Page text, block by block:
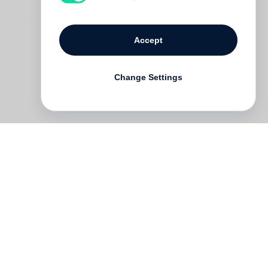
Accept
Change Settings